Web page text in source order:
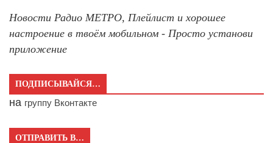
Новости Радио МЕТРО, Плейлист и хорошее
настроение в твоём мобильном - Просто установи
приложение
ПОДПИСЫВАЙСЯ…
на группу Вконтакте
ОТПРАВИТЬ В…